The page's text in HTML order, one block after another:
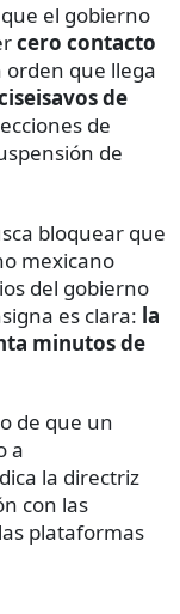
el gobierno
cero contacto
orden que llega
de
de
de
bloquear que
mexicano
del gobierno
es clara: la
minutos de
de que un
a
la directriz
con las
plataformas